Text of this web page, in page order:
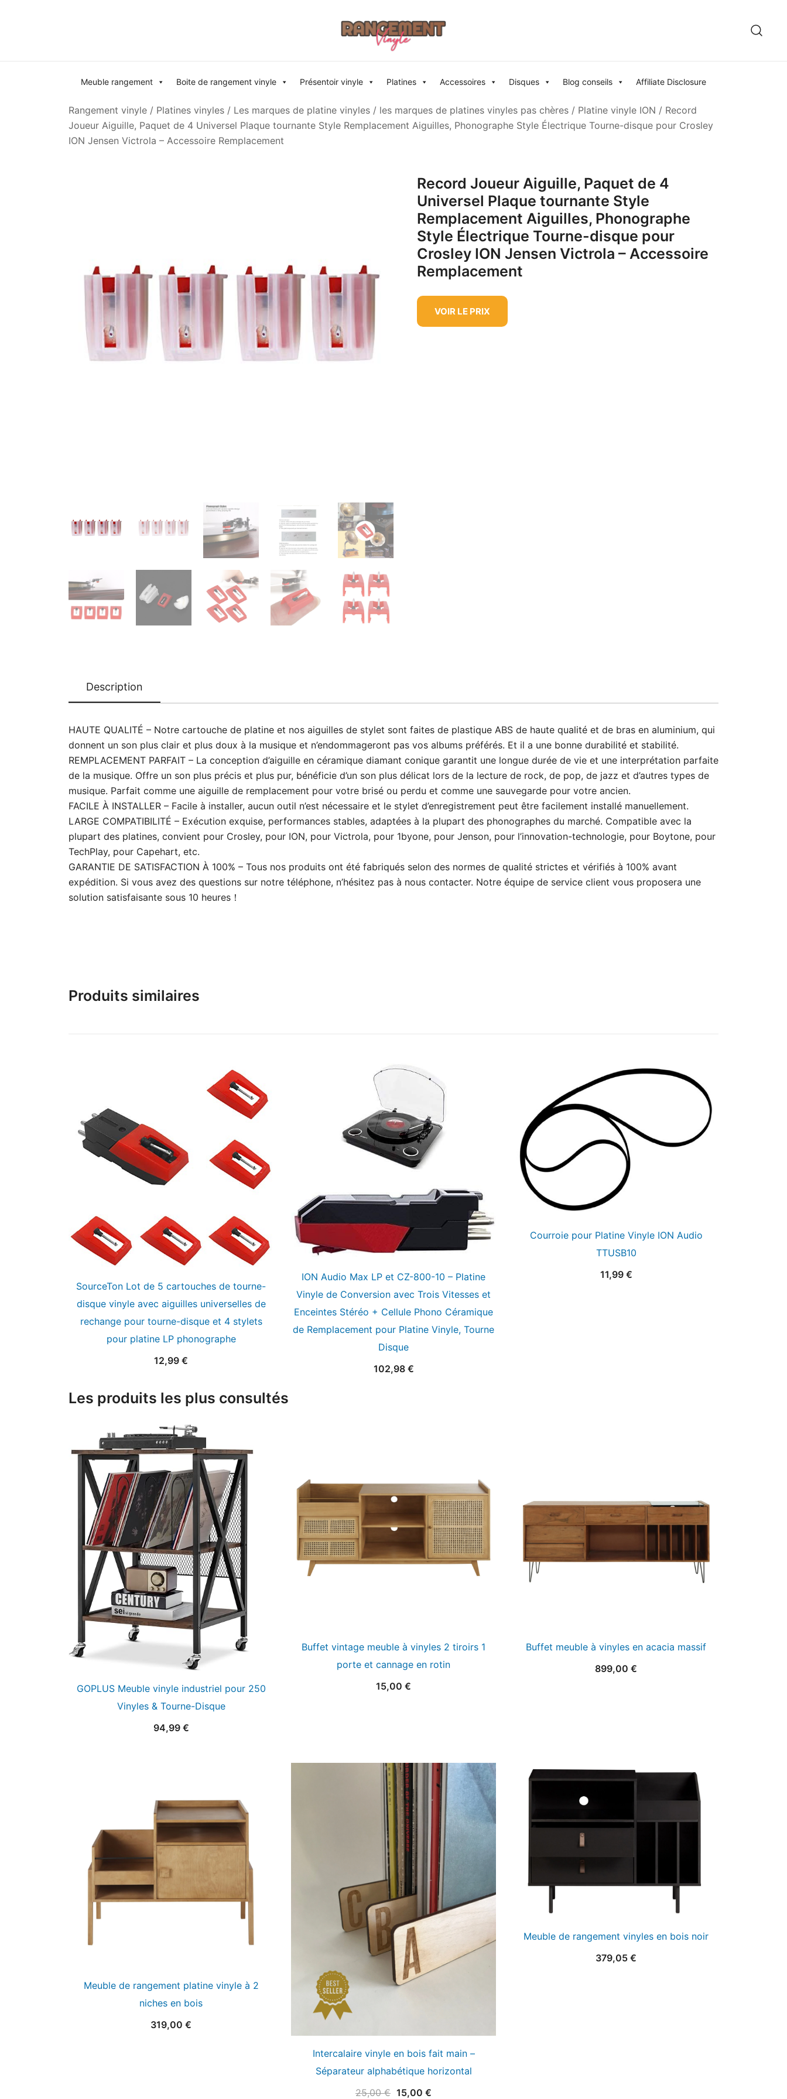
Meuble rangement Boite de rangement vinyle Présentoir vinyle Platines Accessoires Disques Blog conseils Affiliate Disclosure
Rangement vinyle / Platines vinyles / Les marques de platine vinyles / les marques de platines vinyles pas chères / Platine vinyle ION / Record
Joueur Aiguille, Paquet de 4 Universel Plaque tournante Style Remplacement Aiguilles, Phonographe Style Électrique Tourne-disque pour Crosley
ION Jensen Victrola – Accessoire Remplacement
Record Joueur Aiguille, Paquet de 4
Universel Plaque tournante Style
Remplacement Aiguilles, Phonographe
Style Électrique Tourne-disque pour
Crosley ION Jensen Victrola – Accessoire
Remplacement
VOIR LE PRIX
Description
HAUTE QUALITÉ – Notre cartouche de platine et nos aiguilles de stylet sont faites de plastique ABS de haute qualité et de bras en aluminium, qui
donnent un son plus clair et plus doux à la musique et n’endommageront pas vos albums préférés. Et il a une bonne durabilité et stabilité.
REMPLACEMENT PARFAIT – La conception d’aiguille en céramique diamant conique garantit une longue durée de vie et une interprétation parfaite
de la musique. Offre un son plus précis et plus pur, bénéficie d’un son plus délicat lors de la lecture de rock, de pop, de jazz et d’autres types de
musique. Parfait comme une aiguille de remplacement pour votre brisé ou perdu et comme une sauvegarde pour votre ancien.
FACILE À INSTALLER – Facile à installer, aucun outil n’est nécessaire et le stylet d’enregistrement peut être facilement installé manuellement.
LARGE COMPATIBILITÉ – Exécution exquise, performances stables, adaptées à la plupart des phonographes du marché. Compatible avec la
plupart des platines, convient pour Crosley, pour ION, pour Victrola, pour 1byone, pour Jenson, pour l’innovation-technologie, pour Boytone, pour
TechPlay, pour Capehart, etc.
GARANTIE DE SATISFACTION À 100% – Tous nos produits ont été fabriqués selon des normes de qualité strictes et vérifiés à 100% avant
expédition. Si vous avez des questions sur notre téléphone, n’hésitez pas à nous contacter. Notre équipe de service client vous proposera une
solution satisfaisante sous 10 heures！
Produits similaires
SourceTon Lot de 5 cartouches de tourne-
disque vinyle avec aiguilles universelles de
rechange pour tourne-disque et 4 stylets
pour platine LP phonographe
12,99 €
ION Audio Max LP et CZ-800-10 – Platine
Vinyle de Conversion avec Trois Vitesses et
Enceintes Stéréo + Cellule Phono Céramique
de Remplacement pour Platine Vinyle, Tourne
Disque
102,98 €
Courroie pour Platine Vinyle ION Audio
TTUSB10
11,99 €
Les produits les plus consultés
GOPLUS Meuble vinyle industriel pour 250
Vinyles & Tourne-Disque
94,99 €
Buffet vintage meuble à vinyles 2 tiroirs 1
porte et cannage en rotin
15,00 €
Buffet meuble à vinyles en acacia massif
899,00 €
Meuble de rangement platine vinyle à 2
niches en bois
319,00 €
Intercalaire vinyle en bois fait main –
Séparateur alphabétique horizontal
25,00€ Le
15,00 €
Meuble de rangement vinyles en bois noir
379,05 €